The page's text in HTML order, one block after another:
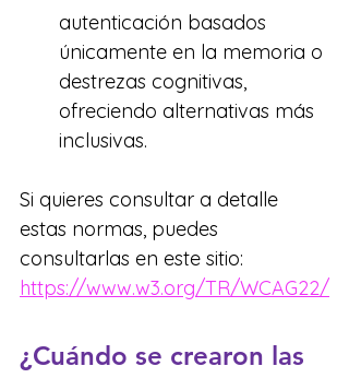
autenticación basados
únicamente en la memoria o
destrezas cognitivas,
ofreciendo alternativas más
inclusivas.
Si quieres consultar a detalle
estas normas, puedes
consultarlas en este sitio:
https://www.w3.org/TR/WCAG22/
¿Cuándo se crearon las